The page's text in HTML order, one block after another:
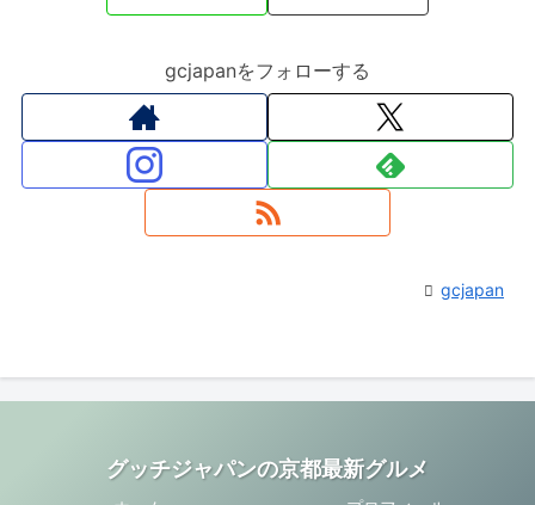
gcjapanをフォローする
gcjapan
グッチジャパンの京都最新グルメ